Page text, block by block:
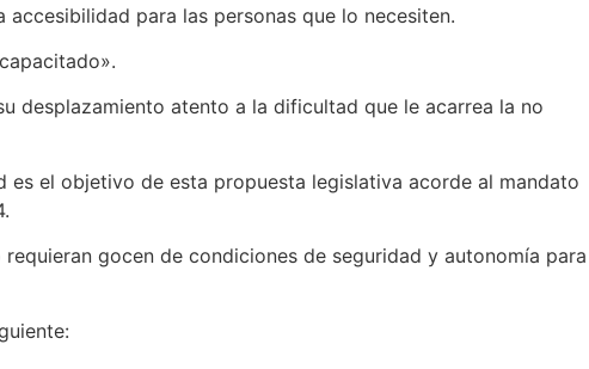
para las personas que lo necesiten.
desplazamiento atento a la dificultad que le acarrea la no
el objetivo de esta propuesta legislativa acorde al mandato
gocen de condiciones de seguridad y autonomía para